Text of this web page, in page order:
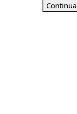
Continua